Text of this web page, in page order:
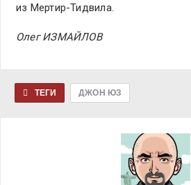
из Мертир-Тидвила.
Олег ИЗМАЙЛОВ
ТЕГИ ДЖОН ЮЗ